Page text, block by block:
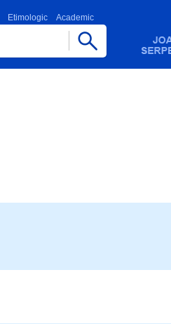
Etimologic Academic